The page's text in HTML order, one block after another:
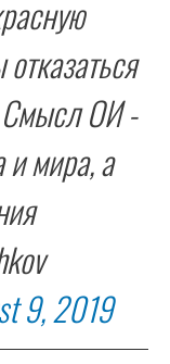
Смысл ОИ -
и мира, а
9, 2019